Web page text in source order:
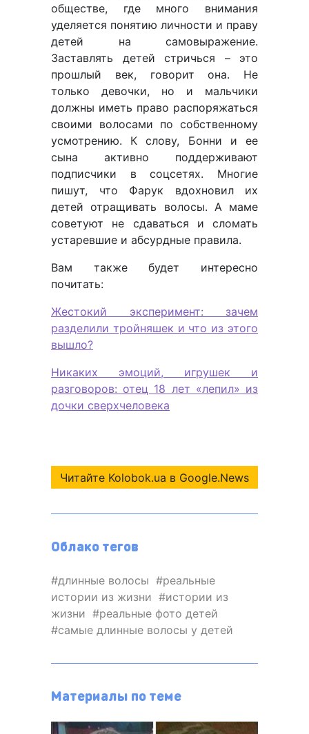
обществе, где много внимания
уделяется понятию личности и праву
детей на самовыражение.
Заставлять детей стричься – это
прошлый век, говорит она. Не
только девочки, но и мальчики
должны иметь право распоряжаться
своими волосами по собственному
усмотрению. К слову, Бонни и ее
сына активно поддерживают
подписчики в соцсетях. Многие
пишут, что Фарук вдохновил их
детей отращивать волосы. А маме
советуют не сдаваться и сломать
устаревшие и абсурдные правила.
Вам также будет интересно
почитать:
Жестокий эксперимент: зачем
разделили тройняшек и что из этого
вышло?
Никаких эмоций, игрушек и
разговоров: отец 18 лет «лепил» из
дочки сверхчеловека
Читайте Kolobok.ua в Google.News
Облако тегов
длинные волосы
реальные
истории из жизни
истории из
жизни
реальные фото детей
самые длинные волосы у детей
Материалы по теме